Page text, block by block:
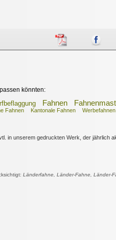
könnten:
Fahnen
Fahnen Kantonale Fahnen Werbefahnen
in unserem gedruckten Werk, der jährlich
Länderfahne, Länder-Fahne, Länder-